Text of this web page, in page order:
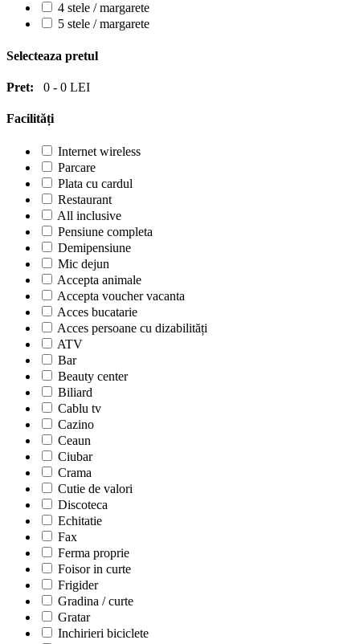
4 stele / margarete
5 stele / margarete
Selecteaza pretul
Pret: 0 - 0 LEI
Facilități
Internet wireless
Parcare
Plata cu cardul
Restaurant
All inclusive
Pensiune completa
Demipensiune
Mic dejun
Accepta animale
Accepta voucher vacanta
Acces bucatarie
Acces persoane cu dizabilități
ATV
Bar
Beauty center
Biliard
Cablu tv
Cazino
Ceaun
Ciubar
Crama
Cutie de valori
Discoteca
Echitatie
Fax
Ferma proprie
Foisor in curte
Frigider
Gradina / curte
Gratar
Inchirieri biciclete